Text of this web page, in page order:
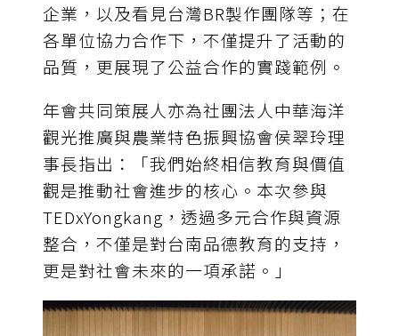
企業，以及看見台灣BR製作團隊等；在
各單位協力合作下，不僅提升了活動的
品質，更展現了公益合作的實踐範例。
年會共同策展人亦為社團法人中華海洋
觀光推廣與農業特色振興協會侯翠玲理
事長指出：「我們始終相信教育與價值
觀是推動社會進步的核心。本次參與
TEDxYongkang，透過多元合作與資源
整合，不僅是對台南品德教育的支持，
更是對社會未來的一項承諾。」